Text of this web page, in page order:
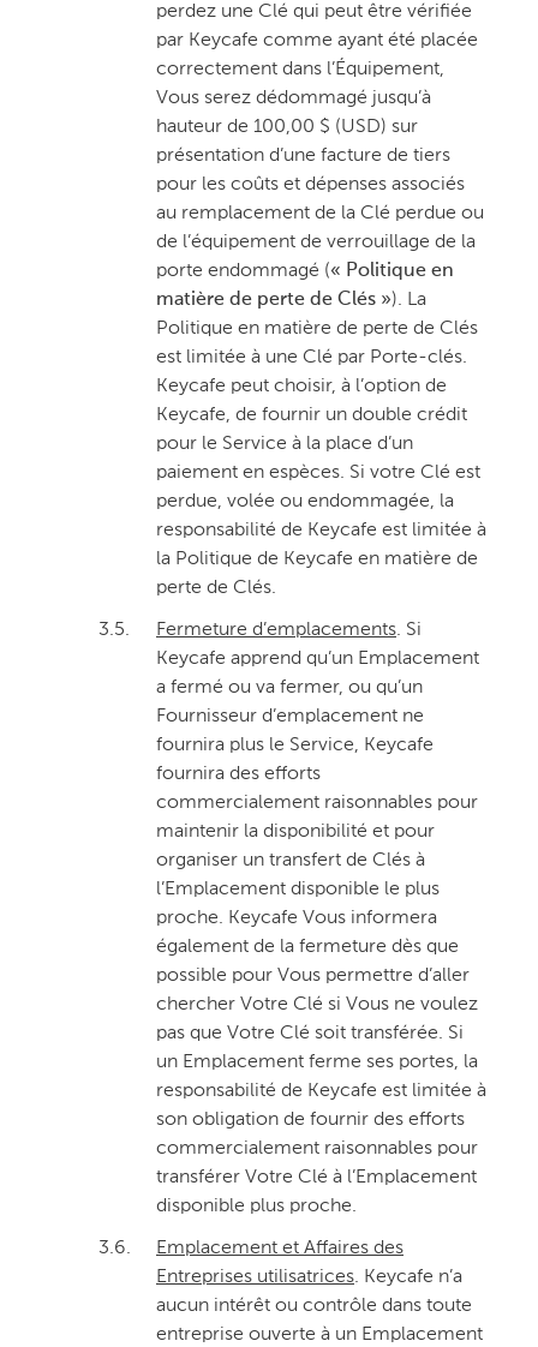
perdez une Clé qui peut être vérifiée
par Keycafe comme ayant été placée
correctement dans l’Équipement,
Vous serez dédommagé jusqu’à
hauteur de 100,00 $ (USD) sur
présentation d’une facture de tiers
pour les coûts et dépenses associés
au remplacement de la Clé perdue ou
de l’équipement de verrouillage de la
porte endommagé (« Politique en
matière de perte de Clés »). La
Politique en matière de perte de Clés
est limitée à une Clé par Porte-clés.
Keycafe peut choisir, à l’option de
Keycafe, de fournir un double crédit
pour le Service à la place d’un
paiement en espèces. Si votre Clé est
perdue, volée ou endommagée, la
responsabilité de Keycafe est limitée à
la Politique de Keycafe en matière de
perte de Clés.
3.5. Fermeture d’emplacements. Si
Keycafe apprend qu’un Emplacement
a fermé ou va fermer, ou qu’un
Fournisseur d’emplacement ne
fournira plus le Service, Keycafe
fournira des efforts
commercialement raisonnables pour
maintenir la disponibilité et pour
organiser un transfert de Clés à
l’Emplacement disponible le plus
proche. Keycafe Vous informera
également de la fermeture dès que
possible pour Vous permettre d’aller
chercher Votre Clé si Vous ne voulez
pas que Votre Clé soit transférée. Si
un Emplacement ferme ses portes, la
responsabilité de Keycafe est limitée à
son obligation de fournir des efforts
commercialement raisonnables pour
transférer Votre Clé à l’Emplacement
disponible plus proche.
3.6.
Emplacement et Affaires des
Entreprises utilisatrices. Keycafe n’a
aucun intérêt ou contrôle dans toute
entreprise ouverte à un Emplacement